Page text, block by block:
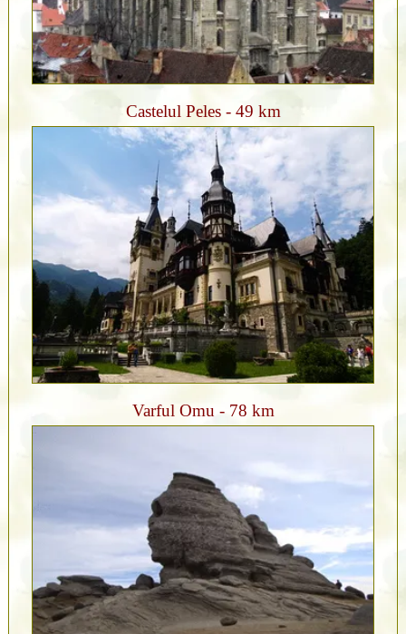
Castelul Peles - 49 km
Varful Omu - 78 km